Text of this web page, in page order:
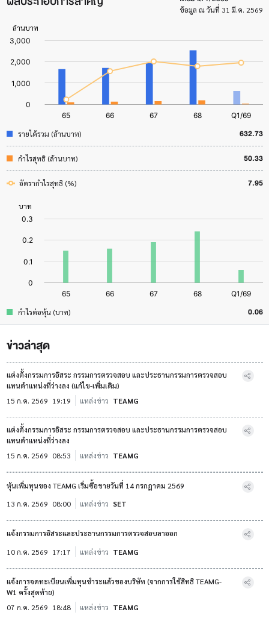
ข้อมูล ณ วันที่ 31 มี.ค. 2569
รายได้รวม (ล้านบาท) 632.73
กำไรสุทธิ (ล้านบาท) 50.33
อัตรากำไรสุทธิ (%) 7.95
กำไรต่อหุ้น (บาท) 0.06
ข่าวล่าสุด
แต่งตั้งกรรมการอิสระ กรรมการตรวจสอบ และประธานกรรมการตรวจสอบ
แทนตำแหน่งที่ว่างลง (แก้ไข-เพิ่มเติม)
15 ก.ค. 2569 19:19 แหล่งข่าว TEAMG
แต่งตั้งกรรมการอิสระ กรรมการตรวจสอบ และประธานกรรมการตรวจสอบ
แทนตำแหน่งที่ว่างลง
15 ก.ค. 2569 08:53 แหล่งข่าว TEAMG
หุ้นเพิ่มทุนของ TEAMG เริ่มซื้อขายวันที่ 14 กรกฎาคม 2569
13 ก.ค. 2569 08:00 แหล่งข่าว SET
แจ้งกรรมการอิสระและประธานกรรมการตรวจสอบลาออก
10 ก.ค. 2569 17:17 แหล่งข่าว TEAMG
แจ้งการจดทะเบียนเพิ่มทุนชำระแล้วของบริษัท (จากการใช้สิทธิ TEAMG-
W1 ครั้งสุดท้าย)
07 ก.ค. 2569 18:48 แหล่งข่าว TEAMG